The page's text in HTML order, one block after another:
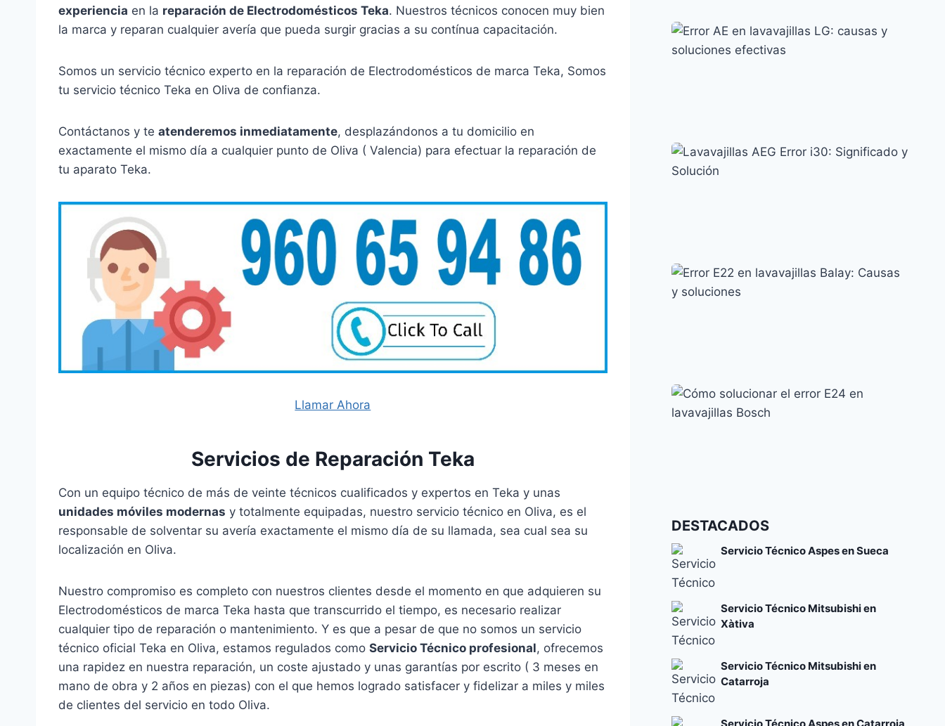
experiencia en la reparación de Electrodomésticos Teka. Nuestros técnicos conocen muy bien
la marca y reparan cualquier avería que pueda surgir gracias a su contínua capacitación.
Somos un servicio técnico experto en la reparación de Electrodomésticos de marca Teka, Somos
tu servicio técnico Teka en Oliva de confianza.
Contáctanos y te atenderemos inmediatamente, desplazándonos a tu domicilio en
exactamente el mismo día a cualquier punto de Oliva ( Valencia) para efectuar la reparación de
tu aparato Teka.
Llamar Ahora
Servicios de Reparación Teka
Con un equipo técnico de más de veinte técnicos cualificados y expertos en Teka y unas
unidades móviles modernas y totalmente equipadas, nuestro servicio técnico en Oliva, es el
responsable de solventar su avería exactamente el mismo día de su llamada, sea cual sea su
localización en Oliva.
Nuestro compromiso es completo con nuestros clientes desde el momento en que adquieren su
Electrodomésticos de marca Teka hasta que transcurrido el tiempo, es necesario realizar
cualquier tipo de reparación o mantenimiento. Y es que a pesar de que no somos un servicio
técnico oficial Teka en Oliva, estamos regulados como Servicio Técnico profesional, ofrecemos
una rapidez en nuestra reparación, un coste ajustado y unas garantías por escrito ( 3 meses en
mano de obra y 2 años en piezas) con el que hemos logrado satisfacer y fidelizar a miles y miles
de clientes del servicio en todo Oliva.
Error LC en Lavavajillas Samsung: Causas y
Soluciones
Error AE en lavavajillas LG: causas y
soluciones efectivas
Lavavajillas AEG Error i30: Significado y
Solución
Error E22 en lavavajillas Balay: Causas y
soluciones
Códigos de error y su significado
Bosch
Códigos de error y su significado
DESTACADOS
Servicio Técnico Aspes en Sueca
Servicio Técnico Mitsubishi en
Xàtiva
Servicio Técnico Mitsubishi en
Catarroja
Servicio Técnico Aspes en Catarroja